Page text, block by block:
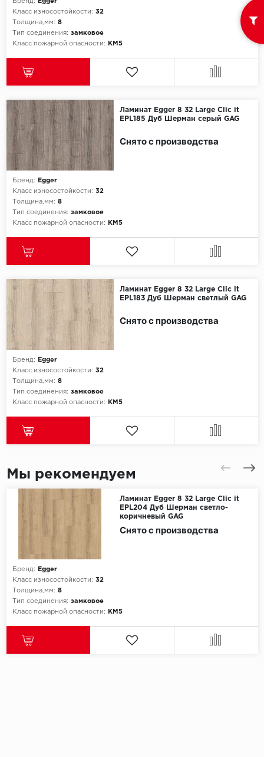
SPC Alta Step
SPC Betta
SPC Promo
TANTO
Tarkett
Vinilam
Бренд:
Egger
Класс износостойкости: 32
Толщина,мм: 8
Тип соединения: замковое
Класс пожарной опасности:
КМ5
Ламинат Egger 8 32 Large Clic it
EPL185 Дуб Шерман серый GAG
Бренд:
Egger
Класс износостойкости: 32
Толщина,мм: 8
Тип соединения: замковое
Класс пожарной опасности:
КМ5
Снято с производства
Ламинат Egger 8 32 Large Clic it
EPL183 Дуб Шерман светлый GAG
Бренд:
Egger
Класс износостойкости: 32
Толщина,мм: 8
Тип соединения: замковое
Класс пожарной опасности:
КМ5
Снято с производства
Мы рекомендуем
Ламинат Egger 8 32 Large Clic it
EPL204 Дуб Шерман светло-
коричневый GAG
Бренд:
Egger
Класс износостойкости: 32
Толщина,мм: 8
Тип соединения: замковое
Класс пожарной опасности:
КМ5
Снято с производства